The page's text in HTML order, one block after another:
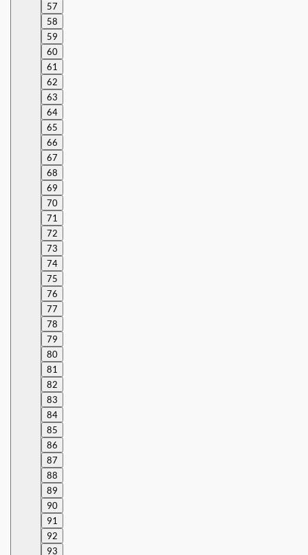
57
58
59
60
61
62
63
64
65
66
67
68
69
70
71
72
73
74
75
76
77
78
79
80
81
82
83
84
85
86
87
88
89
90
91
92
93